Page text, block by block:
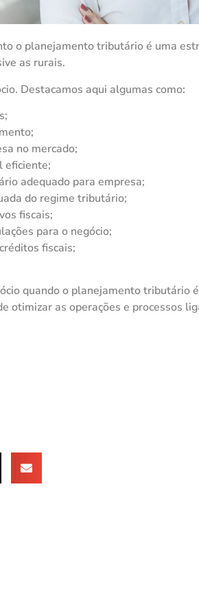
o planejamento tributário é uma
as rurais.
Destacamos aqui algumas como:
no mercado;
eficiente;
adequado para empresa;
do regime tributário;
fiscais;
para o negócio;
fiscais;
quando o planejamento tributário
otimizar as operações e processos